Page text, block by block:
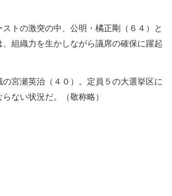
トの激突の中、公明・橘正剛（６４）と
組織力を生かしながら議席の確保に躍起
宮瀬英治（４０）。定員５の大選挙区に
ない状況だ。（敬称略）